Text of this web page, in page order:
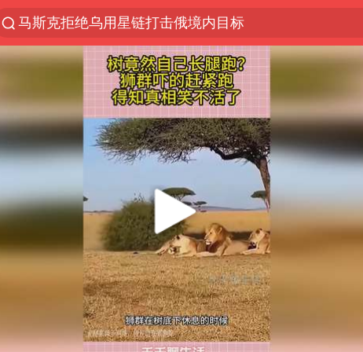
马斯克拒绝乌用星链打击俄境内目标
解锁各地夏日限定体验
男童模仿奥特曼从高处跳下致骨折
富婆带资进组给自己硬加60多场吻戏
黄金创今年来最大单周涨幅
“六爷”挂一颗出场
金饰克价一夜涨回1300元
视频丨中国东方电气集团原党组副书记、董事宋致远被查
白海豚将正面袭击贯穿浙江
梁家辉：到内地拍戏不是北上是回归